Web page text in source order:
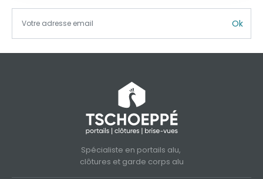
Ok
Spécialiste en portails alu,
clôtures et garde corps alu